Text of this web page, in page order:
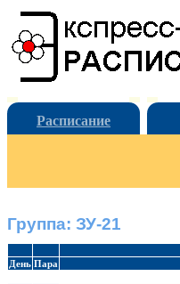
Расписание
Группа: ЗУ-21
День Пара